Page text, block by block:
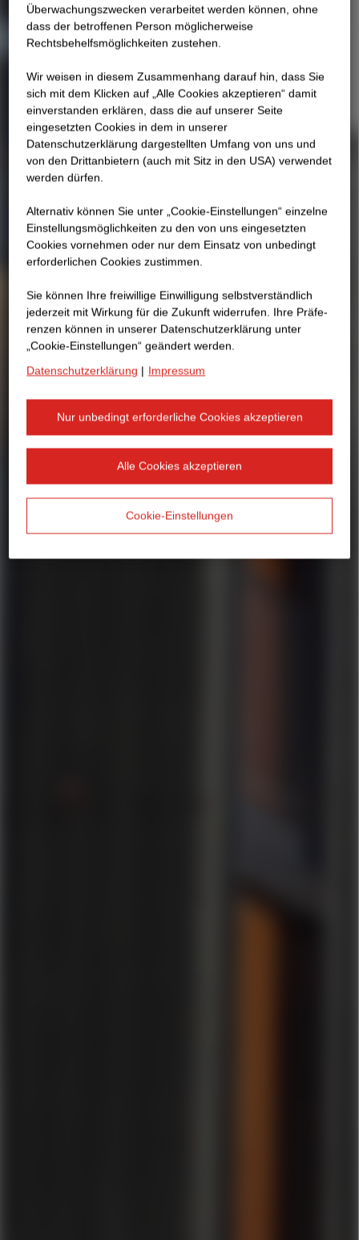
Überwachungszwecken verarbeitet werden können, ohne
dass der betroffenen Person möglicherweise
Rechtsbehelfsmöglichkeiten zustehen.
Wir weisen in diesem Zusammenhang darauf hin, dass Sie
sich mit dem Klicken auf „Alle Cookies akzeptieren“ damit
ein­ver­standen erklären, dass die auf unserer Seite
eingesetzten Cookies in dem in unserer
Datenschutzerklärung dargestellten Umfang von uns und
von den Drittanbietern (auch mit Sitz in den USA) verwendet
werden dürfen.
Alternativ können Sie unter „Cookie-Einstellungen“ einzelne
Einstellungsmöglichkeiten zu den von uns eingesetzten
Cookies vornehmen oder nur dem Einsatz von unbedingt
erforderlichen Cookies zustimmen.
Sie können Ihre freiwillige Einwilligung selbstverständlich
jederzeit mit Wirkung für die Zukunft widerrufen. Ihre Prä­fe­
renzen können in unserer Datenschutzerklärung unter
„Cookie-Einstellungen“ geändert werden.
Datenschutzerklärung | Impressum
Nur unbedingt erforderliche Cookies akzeptieren
Alle Cookies akzeptieren
Cookie-Einstellungen